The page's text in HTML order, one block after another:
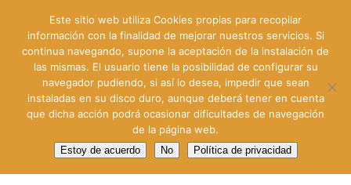
Este sitio web utiliza Cookies propias para recopilar
información con la finalidad de mejorar nuestros servicios. Si
continua navegando, supone la aceptación de la instalación de
las mismas. El usuario tiene la posibilidad de configurar su
navegador pudiendo, si así lo desea, impedir que sean
instaladas en su disco duro, aunque deberá tener en cuenta
que dicha acción podrá ocasionar dificultades de navegación
de la página web.
Estoy de acuerdo No Política de privacidad